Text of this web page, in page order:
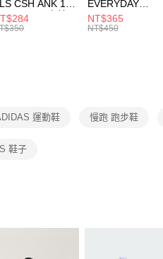
※ 請注意：結帳手續完成當下不需立刻繳費
購買商品的店家。未經商家同意取消之訂
享後付繳納相關費用。
１．透過由恩沛科技股份有限公司提供之「
交易，需依本服務之必要範圍內提供個人資
．關於個人資料處理事宜，請瀏覽以下網址
筆NT$100，滿NT$1,500(含以上)免
CSH ANK 1P
DBL 男 中統
DH4058104
EVERYDAY
ESSENTIAL CR
男女 短統襪
NT$365
NT$450
運動鞋 慢跑 跑步鞋
鞋子